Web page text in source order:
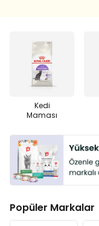
Kedi
Maması
Popüler Markalar